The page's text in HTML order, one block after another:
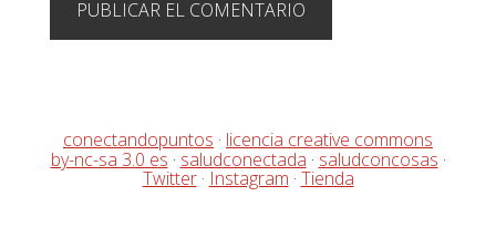
conectandopuntos · licencia creative commons
by-nc-sa 3.0 es · saludconectada · saludconcosas ·
Twitter· Instagram · Tienda